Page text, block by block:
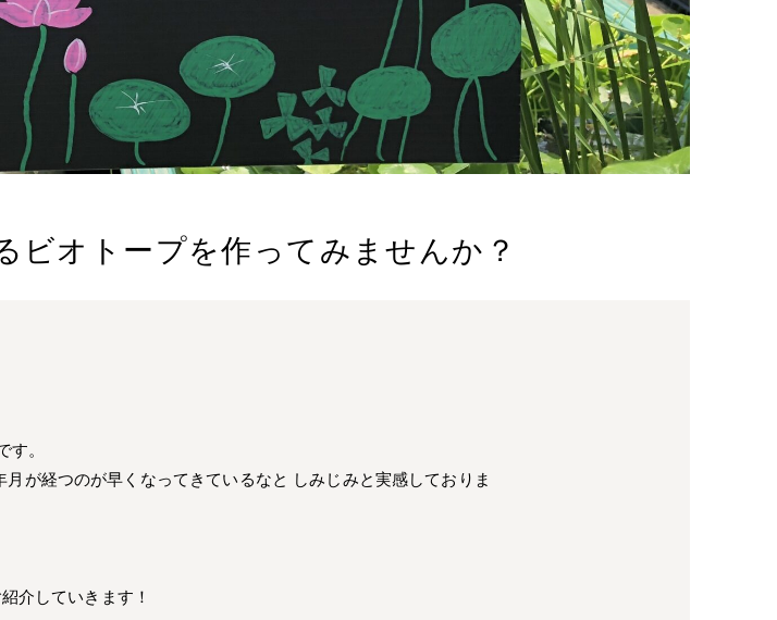
ビオトープを作ってみませんか？
。
が経つのが早くなってきているなと しみじみと実感しておりま
介していきます！